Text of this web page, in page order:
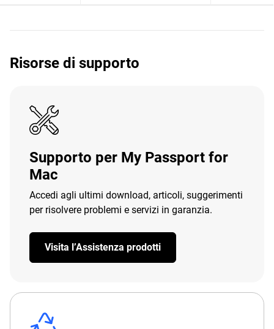
Risorse di supporto
Supporto per My Passport for
Mac
Accedi agli ultimi download, articoli, suggerimenti
per risolvere problemi e servizi in garanzia.
Visita l’Assistenza prodotti